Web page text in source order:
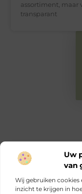
Uw
van
Wij gebruiken
inzicht te krijgen in
assortiment, maar
transparant
Main Links